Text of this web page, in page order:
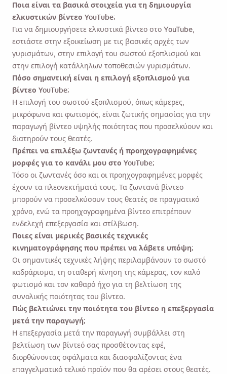
Ποια είναι τα βασικά στοιχεία για τη δημιουργία
ελκυστικών βίντεο YouTube;
Για να δημιουργήσετε ελκυστικά βίντεο στο YouTube,
εστιάστε στην εξοικείωση με τις βασικές αρχές των
γυρισμάτων, στην επιλογή του σωστού εξοπλισμού και
στην επιλογή κατάλληλων τοποθεσιών γυρισμάτων.
Πόσο σημαντική είναι η επιλογή εξοπλισμού για
βίντεο YouTube;
Η επιλογή του σωστού εξοπλισμού, όπως κάμερες,
μικρόφωνα και φωτισμός, είναι ζωτικής σημασίας για την
παραγωγή βίντεο υψηλής ποιότητας που προσελκύουν και
διατηρούν τους θεατές.
Πρέπει να επιλέξω ζωντανές ή προηχογραφημένες
μορφές για το κανάλι μου στο YouTube;
Τόσο οι ζωντανές όσο και οι προηχογραφημένες μορφές
έχουν τα πλεονεκτήματά τους. Τα ζωντανά βίντεο
μπορούν να προσελκύσουν τους θεατές σε πραγματικό
χρόνο, ενώ τα προηχογραφημένα βίντεο επιτρέπουν
ενδελεχή επεξεργασία και στίλβωση.
Ποιες είναι μερικές βασικές τεχνικές
κινηματογράφησης που πρέπει να λάβετε υπόψη;
Οι σημαντικές τεχνικές λήψης περιλαμβάνουν το σωστό
καδράρισμα, τη σταθερή κίνηση της κάμερας, τον καλό
φωτισμό και τον καθαρό ήχο για τη βελτίωση της
συνολικής ποιότητας του βίντεο.
Πώς βελτιώνει την ποιότητα του βίντεο η επεξεργασία
μετά την παραγωγή;
Η επεξεργασία μετά την παραγωγή συμβάλλει στη
βελτίωση των βίντεό σας προσθέτοντας εφέ,
διορθώνοντας σφάλματα και διασφαλίζοντας ένα
επαγγελματικό τελικό προϊόν που θα αρέσει στους θεατές.